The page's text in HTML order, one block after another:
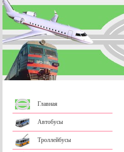
Главная
Автобусы
Троллейбусы